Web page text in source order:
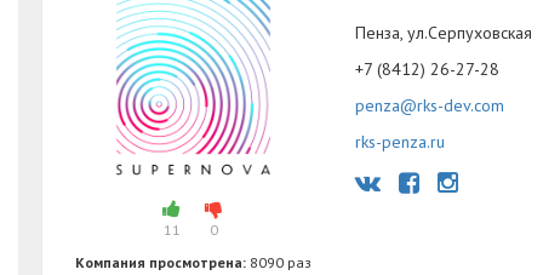
11
0
Компания просмотрена: 8090 раз
Пенза, ул.Серпуховская
+7 (8412) 26-27-28
penza@rks-dev.com
rks-penza.ru